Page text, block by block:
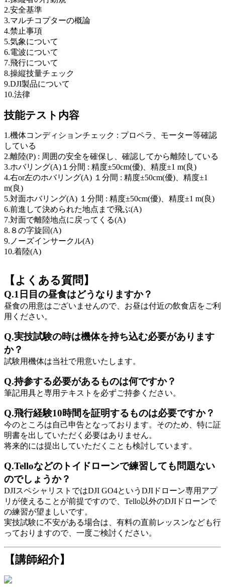
2.安全基準
3.マルチコプターの概論
4.禁止事項
5.気象について
6.電波について
7.飛行について
8.操縦技量チェック
9.DJI製品について
10.法律
技能テスト内容
1.機体コンディションチェック : プロペラ、モーター等確認
している
2.離陸(P) : 周囲の安全を確保し、確認してから離陸している
3.ホバリング(A)１分間 : 精度±50cm(優)、精度±1 m(良)
4.右or左のホバリング(A) １分間 : 精度±50cm(優)、精度±1
m(良)
5.対面ホバリング(A) １分間 : 精度±50cm(優)、精度±1 m(良)
6.前進して決められた地点まで飛ぶ(A)
7.対面で離陸地点に戻ってくる(A)
8.８の字旋回(A)
9.ノーズインサークル(A)
10.着陸(A)
【よくある質問】
Q.1日目の昼食はどうなりますか？
昼食の用意はございませんので、お昼は付近の飲食店をご利
用ください。
Q.実技試験の時は機体を持ち込む必要があります
か？
試験用機体は当社で用意いたします。
Q.持参する必要があるものは何ですか？
筆記用具と専用テキストを必ずご持参ください。
Q.飛行経験10時間を証明するものは必要ですか？
今のところは自己申告となっております。そのため、特に証
明書を出していただく必要はありません。
将来的には提出していただくことも検討しています。
Q.Telloなどのトイドローンで練習しても問題ない
のでしょうか？
DJIスペシャリストではDJI GO4というDJIドローン専用アプ
リが使えることが前提ですので、Tello以外のDJIドローンで
の練習が望ましいです。
実技試験に不安がある場合は、有料の直前レッスンなども行
っておりますので、一度ご検討ください。
【講師紹介】